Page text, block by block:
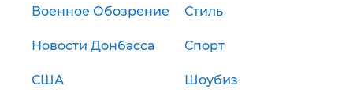
Военное Обозрение Стиль
Новости Донбасса Спорт
США Шоубиз